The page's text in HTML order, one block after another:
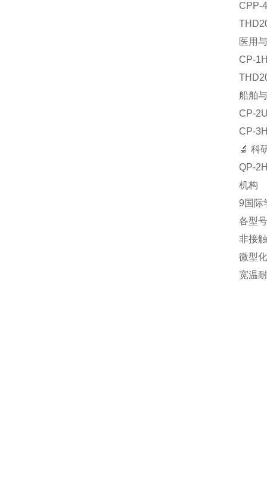
‌CPP-
医用
‌CP-
船舶
‌CP-
‌CP-
🔬 科
‌QP-
机构‌
9国际
各型
非接
微型
宽温